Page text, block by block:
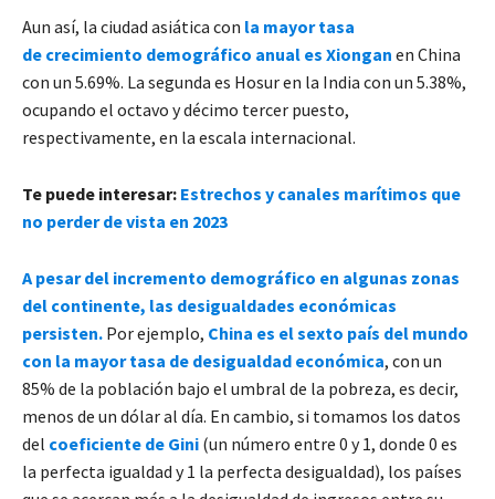
Aun así, la ciudad asiática con la mayor tasa
de crecimiento demográfico anual es Xiongan en China
con un 5.69%. La segunda es Hosur en la India con un 5.38%,
ocupando el octavo y décimo tercer puesto,
respectivamente, en la escala internacional.
Te puede interesar: Estrechos y canales marítimos que
no perder de vista en 2023
A pesar del incremento demográfico en algunas zonas
del continente, las desigualdades económicas
persisten. Por ejemplo, China es el sexto país del mundo
con la mayor tasa de desigualdad económica, con un
85% de la población bajo el umbral de la pobreza, es decir,
menos de un dólar al día. En cambio, si tomamos los datos
del coeficiente de Gini (un número entre 0 y 1, donde 0 es
la perfecta igualdad y 1 la perfecta desigualdad), los países